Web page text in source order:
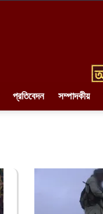
প্রতিবেদন সম্পাদকীয়